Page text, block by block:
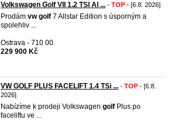
Volkswagen Golf VII 1.2 TSI Al ... - TOP - [6.8. 2026]
Prodám vw golf 7 Allstar Edition s úsporným a
spolehliv ...
Ostrava - 710 00
229 900 Kč
VW GOLF PLUS FACELIFT 1.4 TSi ... - TOP - [6.8.
2026]
Nabízíme k prodeji Volkswagen golf Plus po
faceliftu ve ...